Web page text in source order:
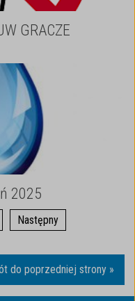
GRACZE
sierpień 2025
Następny
do poprzedniej strony »